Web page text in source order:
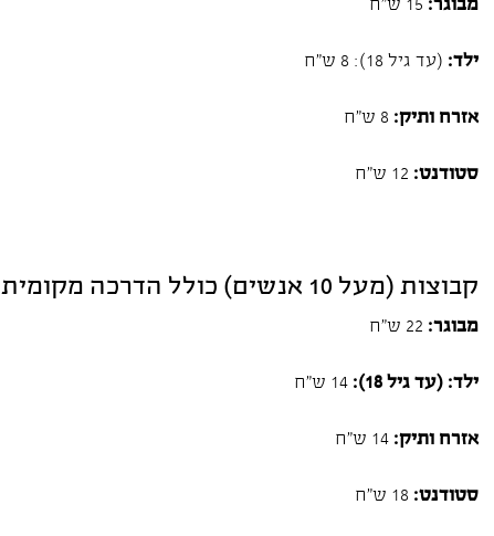
מבוגר:
ילד: (עד גיל 18): 8 ש"ח
אזרח ותיק:
סטודנט:
קבוצות (מעל 10 אנשים) כולל הדרכה מקומית:
מבוגר:
ילד: (עד גיל 18):
אזרח ותיק:
סטודנט: